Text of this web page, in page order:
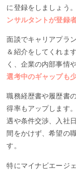
に登録をしましょう
ンサルタントが登録
面談でキャリアプラ
＆紹介をしてくれま
く、企業の内部事情
選考中のギャップも
職務経歴書や履歴書
得率もアップします
遇や条件交渉、入社
間をかけず、希望の
す。
特にマイナビエージ